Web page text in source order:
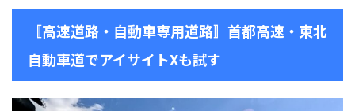
〚高速道路・自動車専用道路〛首都高速・東北
自動車道でアイサイトXも試す